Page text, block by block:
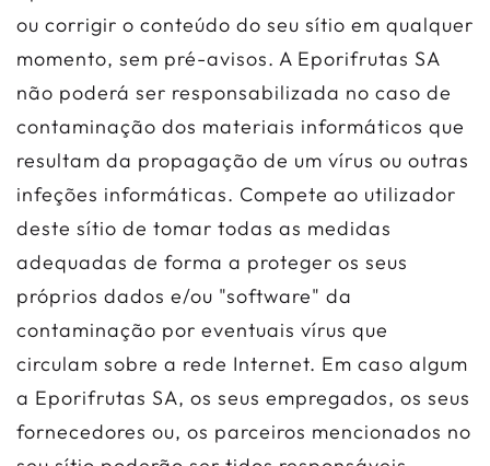
ou corrigir o conteúdo do seu sítio em qualquer
momento, sem pré-avisos. A Eporifrutas SA
não poderá ser responsabilizada no caso de
contaminação dos materiais informáticos que
resultam da propagação de um vírus ou outras
infeções informáticas. Compete ao utilizador
deste sítio de tomar todas as medidas
adequadas de forma a proteger os seus
próprios dados e/ou "software" da
contaminação por eventuais vírus que
circulam sobre a rede Internet. Em caso algum
a Eporifrutas SA, os seus empregados, os seus
fornecedores ou, os parceiros mencionados no